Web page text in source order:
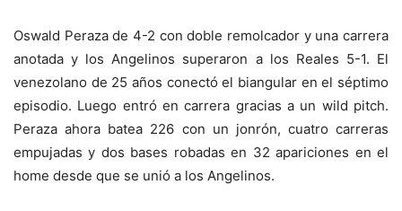
Oswald Peraza de 4-2 con doble remolcador y una carrera
anotada y los Angelinos superaron a los Reales 5-1. El
venezolano de 25 años conectó el biangular en el séptimo
episodio. Luego entró en carrera gracias a un wild pitch.
Peraza ahora batea 226 con un jonrón, cuatro carreras
empujadas y dos bases robadas en 32 apariciones en el
home desde que se unió a los Angelinos.